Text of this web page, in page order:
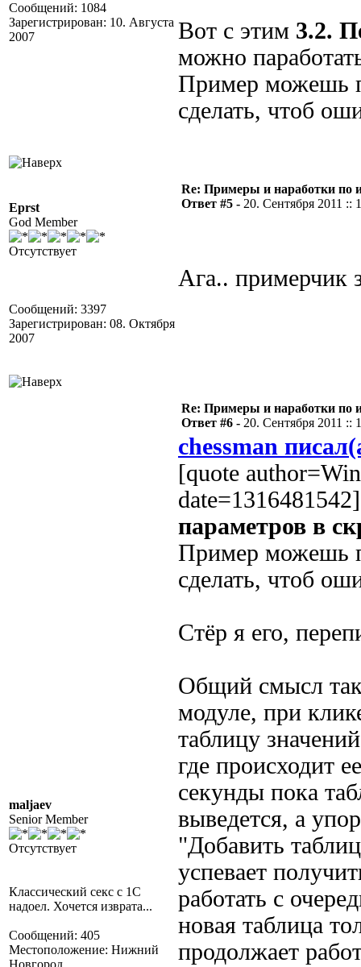
Сообщений: 1084
Зарегистрирован: 10. Августа
2007
Вот с этим 3.2.
можно
Пример можешь
сделать, чтоб
Eprst
God Member
Отсутствует
Сообщений: 3397
Зарегистрирован: 08. Октября
2007
Re: Примеры и наработки по
Ответ #5 - 20. Сентября 2011 ::
Ага.. примерчик
maljaev
Senior Member
Отсутствует
Классический секс с 1С
надоел. Хочется изврата...
Сообщений: 405
Местоположение: Нижний
Новгород
Re: Примеры и наработки по
Ответ #6 - 20. Сентября 2011 ::
chessman
[quote
параметров в
Пример можешь
сделать, чтоб
Стёр я его,
Общий смысл
модуле, при
таблицу
где происходит
секунды пока
выведется, а
"Добавить
успевает
работать с
новая таблица
продолжает